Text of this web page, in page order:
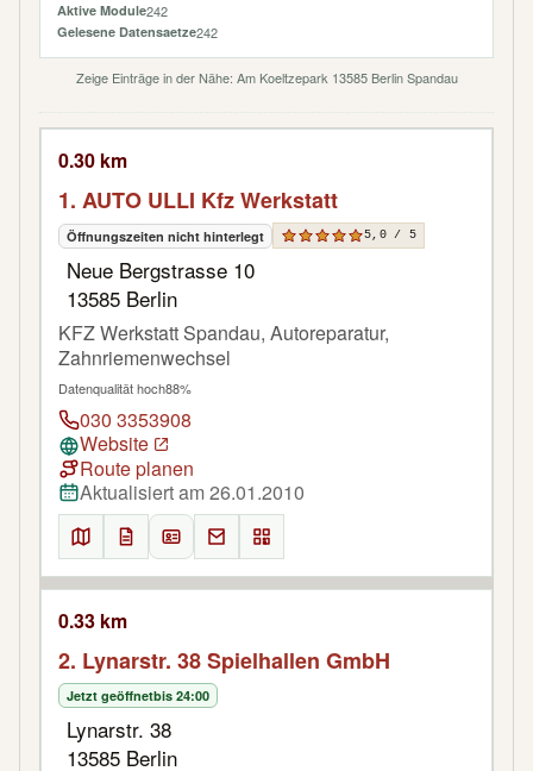
Aktive Module242
Gelesene Datensaetze242
Zeige Einträge in der Nähe: Am Koeltzepark 13585 Berlin Spandau
0.30 km
1. AUTO ULLI Kfz Werkstatt
Öffnungszeiten nicht hinterlegt 5,0 / 5
Neue Bergstrasse 10
13585 Berlin
KFZ Werkstatt Spandau, Autoreparatur,
Zahnriemenwechsel
Datenqualität hoch88%
030 3353908
Website
Route planen
Aktualisiert am 26.01.2010
0.33 km
2. Lynarstr. 38 Spielhallen GmbH
Jetzt geöffnetbis 24:00
Lynarstr. 38
13585 Berlin